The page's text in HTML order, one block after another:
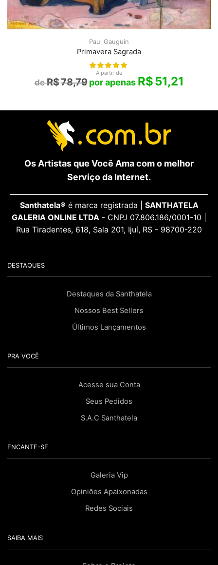
Paul Gauguin
Primavera Sagrada
A partir de
R$78,79 R$51,21
Os Artistas que Você Ama com o melhor
Serviço da Internet.
Santhatela® é marca registrada | SANTHATELA
GALERIA ONLINE LTDA - CNPJ 07.806.186/0001-10 |
Rua Tiradentes, 618, Sala 201, Ijuí, RS - 98700-220
DESTAQUES
Destaques da Santhatela
Nossos Best Sellers
Últimos Lançamentos
PRA VOCÊ
Acesse sua Conta
Seus Pedidos
S.A.C Santhatela
ENCANTE-SE
Galeria Vip
Opiniões Apaixonadas
Redes Sociais
SAIBA MAIS